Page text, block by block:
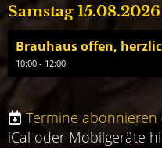
Samstag 15.08.2026
Brauhaus offen,
10:00 - 12:00
Termine abonnieren
iCal oder Mobilgeräte